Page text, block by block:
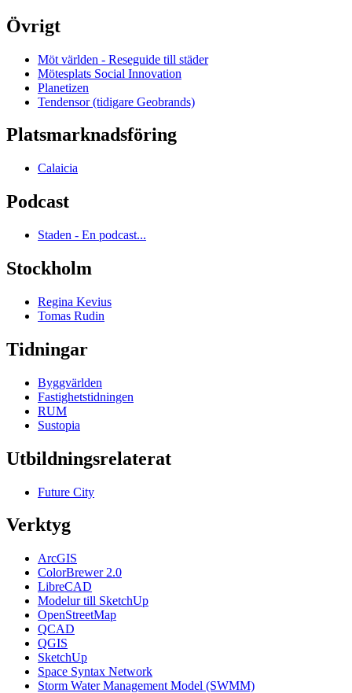
Övrigt
Möt världen - Reseguide till städer
Mötesplats Social Innovation
Planetizen
Tendensor (tidigare Geobrands)
Platsmarknadsföring
Calaicia
Podcast
Staden - En podcast...
Stockholm
Regina Kevius
Tomas Rudin
Tidningar
Byggvärlden
Fastighetstidningen
RUM
Sustopia
Utbildningsrelaterat
Future City
Verktyg
ArcGIS
ColorBrewer 2.0
LibreCAD
Modelur till SketchUp
OpenStreetMap
QCAD
QGIS
SketchUp
Space Syntax Network
Storm Water Management Model (SWMM)